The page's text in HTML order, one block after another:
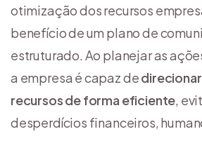
otimização dos recursos
benefício de um plano de
estruturado. Ao planejar as
a empresa é capaz de
recursos de forma eficiente,
desperdícios financeiros,